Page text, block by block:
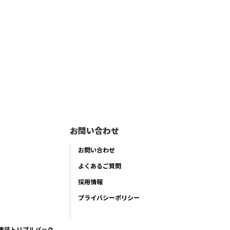
お問い合わせ
お問い合わせ
よくあるご質問
採用情報
プライバシーポリシー